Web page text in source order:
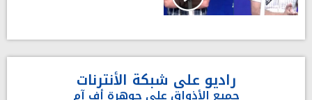
راديو على شبكة الأنترنات
جميع الأذواق على جوهرة أف آم